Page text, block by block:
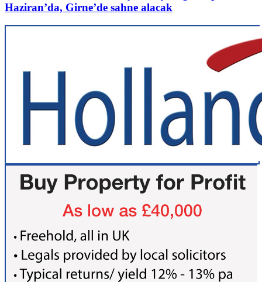
Haziran’da, Girne’de sahne alacak